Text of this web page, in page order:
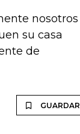
nosotros
su casa
de
GUARDAR